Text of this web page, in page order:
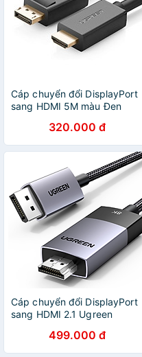
Cáp chuyển đổi DisplayPort
sang HDMI 5M màu Đen
chính hãng320.000 đ
Cáp chuyển đổi DisplayPort
sang HDMI 2.1 Ugreen
Hàng chính hãng
499.000 đ